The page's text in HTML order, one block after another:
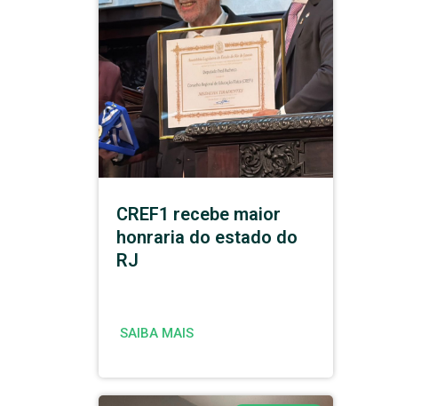
CREF1 recebe maior
honraria do estado do
RJ
SAIBA MAIS